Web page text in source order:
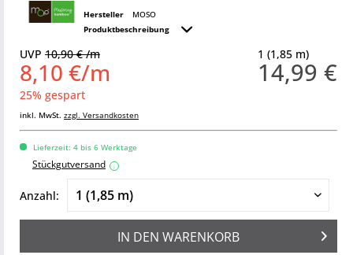
Hersteller
MOSO
Produktbeschreibung
1 (1,85 m)
14,99 €
UVP 10,90 € /m
8,10 €/m
25% gespart
inkl. MwSt. zzgl. Versandkosten
Lieferzeit: 4 bis 6 Werktage
Stückgutversand i
Anzahl:
IN DEN WARENKORB